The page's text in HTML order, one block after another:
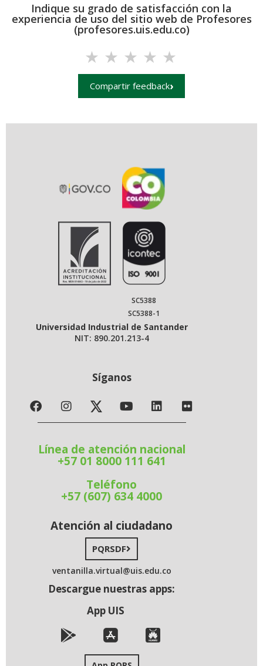
Indique su grado de satisfacción con la
experiencia de uso del sitio web de Profesores
(profesores.uis.edu.co)